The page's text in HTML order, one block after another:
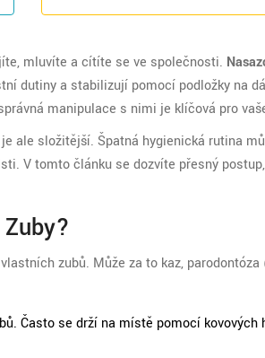
mluvíte a cítíte se ve společnosti.
dutiny a stabilizují pomocí podložky na
manipulace s nimi je klíčová pro
ale složitější. Špatná hygienická rutina
V tomto článku se dozvíte přesný
zubů. Může za to kaz,
Často se drží na místě pomocí kovových